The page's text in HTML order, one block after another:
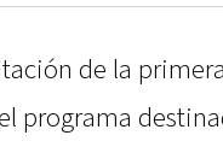
de la
programa